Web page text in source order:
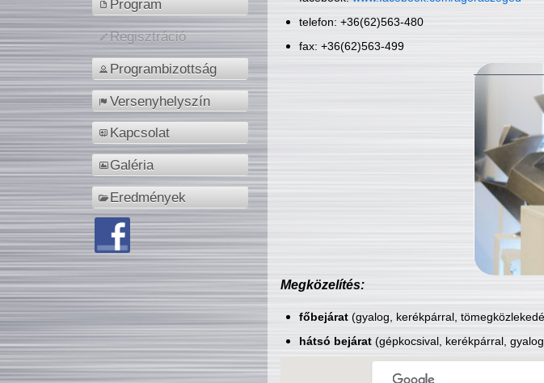
Program
Regisztráció
Programbizottság
Versenyhelyszín
Kapcsolat
Galéria
Eredmények
telefon: +36(62)563-480
fax: +36(62)563-499
Megközelítés:
főbejárat(gyalog, kerékpárral,
hátsó bejárat(gépkocsival, kerékpárral,